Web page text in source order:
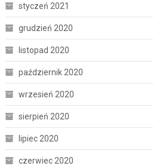
styczeń 2021
grudzień 2020
listopad 2020
październik 2020
wrzesień 2020
sierpień 2020
lipiec 2020
czerwiec 2020